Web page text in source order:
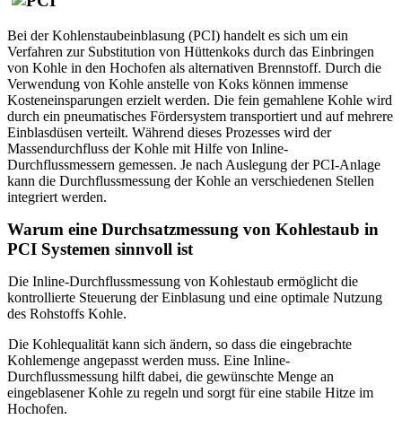
Bei der Kohlenstaubeinblasung (PCI) handelt es sich um ein
Verfahren zur Substitution von Hüttenkoks durch das Einbringen
von Kohle in den Hochofen als alternativen Brennstoff. Durch die
Verwendung von Kohle anstelle von Koks können immense
Kosteneinsparungen erzielt werden. Die fein gemahlene Kohle wird
durch ein pneumatisches Fördersystem transportiert und auf mehrere
Einblasdüsen verteilt. Während dieses Prozesses wird der
Massendurchfluss der Kohle mit Hilfe von Inline-
Durchflussmessern gemessen. Je nach Auslegung der PCI-Anlage
kann die Durchflussmessung der Kohle an verschiedenen Stellen
integriert werden.
Warum eine Durchsatzmessung von Kohlestaub in
PCI Systemen sinnvoll ist
Die Inline-Durchflussmessung von Kohlestaub ermöglicht die
kontrollierte Steuerung der Einblasung und eine optimale Nutzung
des Rohstoffs Kohle.
Die Kohlequalität kann sich ändern, so dass die eingebrachte
Kohlemenge angepasst werden muss. Eine Inline-
Durchflussmessung hilft dabei, die gewünschte Menge an
eingeblasener Kohle zu regeln und sorgt für eine stabile Hitze im
Hochofen.